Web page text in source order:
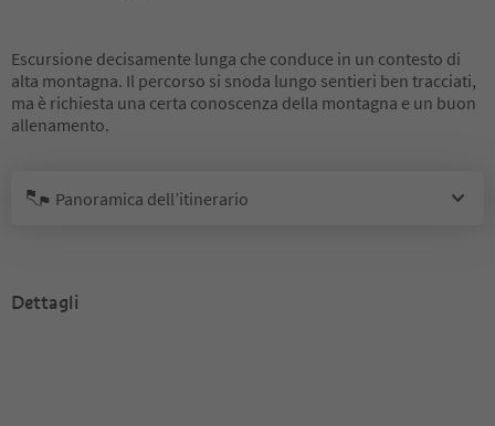
Escursione decisamente lunga che conduce in un contesto di
alta montagna. Il percorso si snoda lungo sentieri ben tracciati,
ma è richiesta una certa conoscenza della montagna e un buon
allenamento.
Panoramica dell’itinerario
Dettagli